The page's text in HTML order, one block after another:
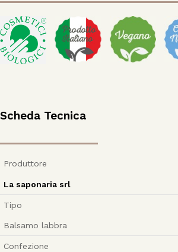
Scheda Tecnica
Produttore
La saponaria srl
Tipo
Balsamo labbra
Confezione